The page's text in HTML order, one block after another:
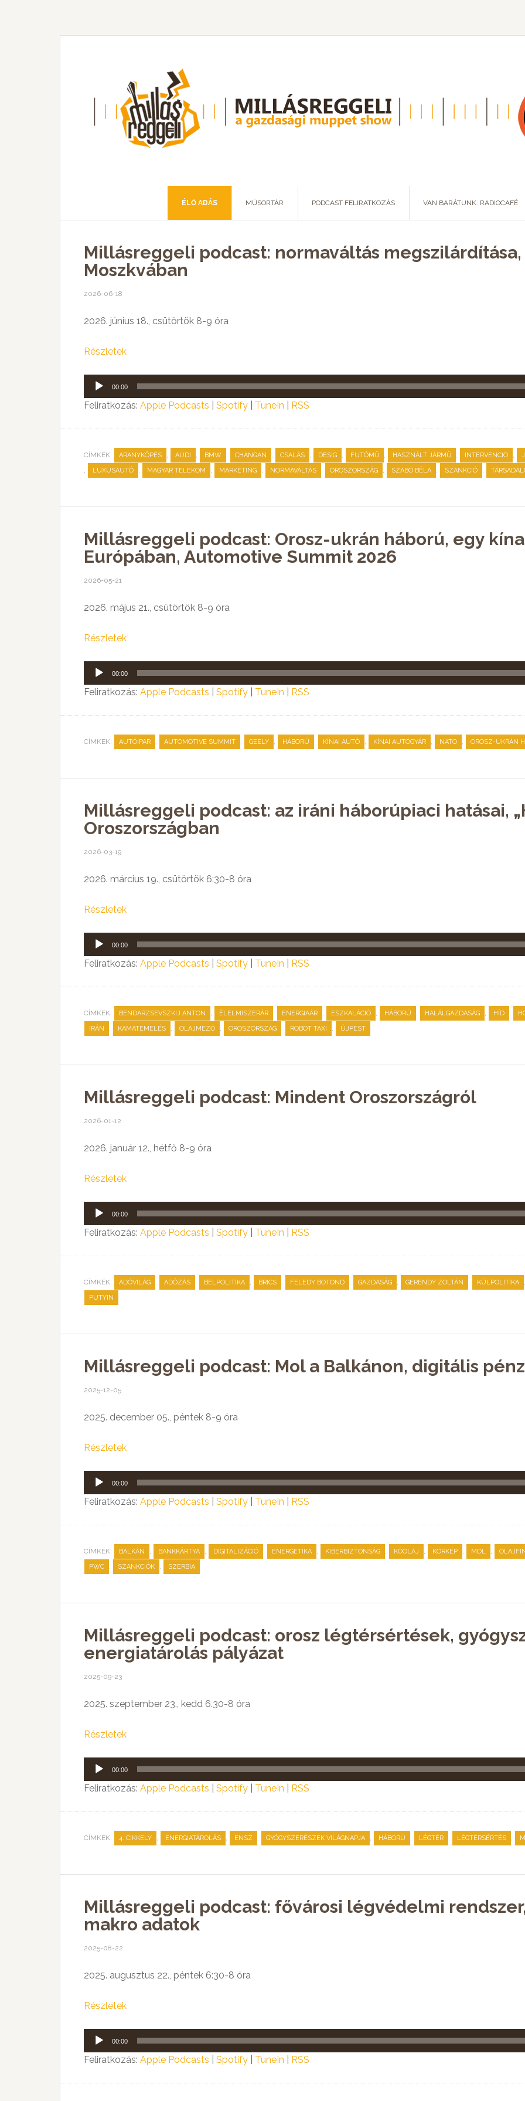
ÉLŐ ADÁS MŰSORTÁR PODCAST FELIRATKOZÁS VAN BARÁTUNK: RADIOCAFÉ
Millásreggeli podcast: normaváltás
Moszkvában
2026-06-18
2026. június 18., csütörtök 8-9 óra
Részletek
Audió
lejátszó
00:00
Feliratkozás: Apple Podcasts Spotify TuneIn RSS
CÍMKÉK: ARANYKÖPÉS , AUDI , BMW , CHANGAN , CSALÁS , DESIG , FUTÓMŰ , HASZNÁLT JÁRMŰ , INTERVENCIÓ ,
, LUXUSAUTÓ , MAGYAR TELEKOM , MARKETING , NORMAVÁLTÁS , OROSZORSZÁG , SZABÓ BÉLA , SZANKCIÓ ,
Millásreggeli podcast: Orosz-ukrán háború, egy
Európában, Automotive Summit 2026
2026-05-21
2026. május 21., csütörtök 8-9 óra
Részletek
Audió
lejátszó
00:00
Feliratkozás: Apple Podcasts Spotify TuneIn RSS
CÍMKÉK: AUTÓIPAR , AUTOMOTIVE SUMMIT , GEELY , HÁBORÚ , KÍNAI AUTÓ , KÍNAI AUTÓGYÁR , NATO , OROSZ-UKRÁN
Millásreggeli podcast: az iráni háborúpiaci hatásai,
Oroszországban
2026-03-19
2026. március 19., csütörtök 6:30-8 óra
Részletek
Audió
lejátszó
00:00
Feliratkozás: Apple Podcasts Spotify TuneIn RSS
CÍMKÉK: BENDARZSEVSZKIJ ANTON , ÉLELMISZERÁR , ENERGIAÁR , ESZKALÁCIÓ , HÁBORÚ , HALÁLGAZDASÁG , HÍD ,
IRÁN , KAMATEMELÉS , OLAJMEZŐ , OROSZORSZÁG , ROBOT TAXI , ÚJPEST
Millásreggeli podcast: Mindent Oroszországról
2026-01-12
2026. január 12., hétfő 8-9 óra
Részletek
Audió
lejátszó
00:00
Feliratkozás: Apple Podcasts Spotify TuneIn RSS
CÍMKÉK: ADÓVILÁG , ADÓZÁS , BELPOLITIKA , BRICS , FELEDY BOTOND , GAZDASÁG , GERENDY ZOLTÁN , KÜLPOLITIKA ,
PUTYIN
Millásreggeli podcast: Mol a Balkánon, digitális
2025-12-05
2025. december 05., péntek 8-9 óra
Részletek
Audió
lejátszó
00:00
Feliratkozás: Apple Podcasts Spotify TuneIn RSS
CÍMKÉK: BALKÁN , BANKKÁRTYA , DIGITALIZÁCIÓ , ENERGETIKA , KIBERBIZTONSÁG , KŐOLAJ , KÖRKÉP , MOL ,
PWC , SZANKCIÓK , SZERBIA
Millásreggeli podcast: orosz légtérsértések,
energiatárolás pályázat
2025-09-23
2025. szeptember 23., kedd 6.30-8 óra
Részletek
Audió
lejátszó
00:00
Feliratkozás: Apple Podcasts Spotify TuneIn RSS
CÍMKÉK: 4. CIKKELY , ENERGIATÁROLÁS , ENSZ , GYÓGYSZERÉSZEK VILÁGNAPJA , HÁBORÚ , LÉGTÉR , LÉGTÉRSÉRTÉS ,
Millásreggeli podcast: fővárosi légvédelmi
makro adatok
2025-08-22
2025. augusztus 22., péntek 6:30-8 óra
Részletek
Audió
lejátszó
00:00
Feliratkozás: Apple Podcasts Spotify TuneIn RSS